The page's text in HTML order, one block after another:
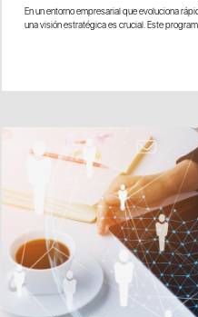
En un entorno empresarial que evoluciona
una visión estratégica es crucial. Este